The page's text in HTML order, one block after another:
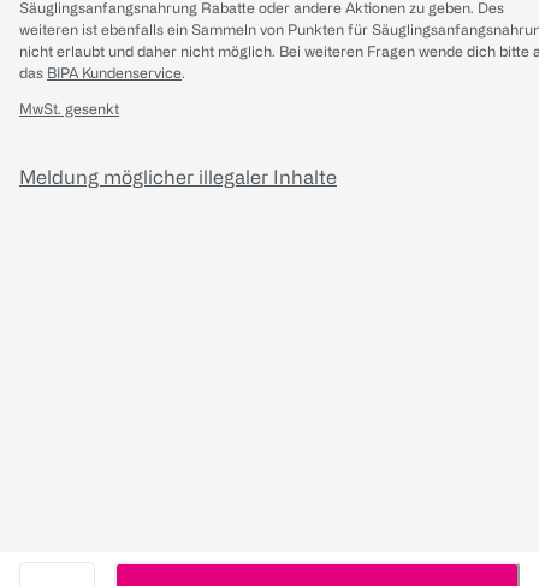
Säuglingsanfangsnahrung Rabatte oder andere Aktionen zu geben. Des
weiteren ist ebenfalls ein Sammeln von Punkten für
nicht erlaubt und daher nicht möglich. Bei weiteren Fragen wende dich bitte
das BIPA Kundenservice.
MwSt. gesenkt
Meldung möglicher illegaler Inhalte